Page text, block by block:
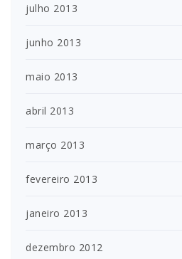
julho 2013
junho 2013
maio 2013
abril 2013
março 2013
fevereiro 2013
janeiro 2013
dezembro 2012